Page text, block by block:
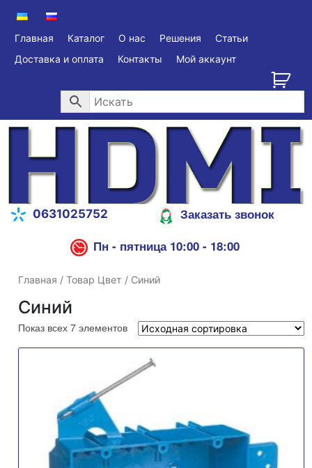
Главная Каталог О нас Решения
Статьи
Доставка и оплата
Контакты Мой аккаунт
0631025752
Заказать звонок
Пн - пятница 10:00 - 18:00
Главная / Товар Цвет / Синий
Синий
Показ всех 7 элементов